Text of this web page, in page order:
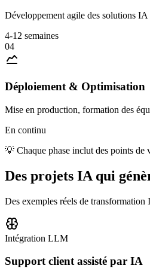
Développement agile des solutions
4-12 semaines
04
Déploiement & Optimisation
Mise en production, formation des
En continu
💡 Chaque phase inclut des points de
Des projets IA qui
Des exemples réels de transformation
Intégration LLM
Support client assisté par IA